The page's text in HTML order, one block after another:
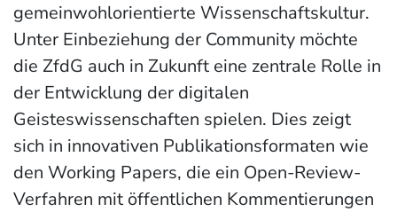
gemeinwohlorientierte Wissenschaftskultur.
Unter Einbeziehung der Community möchte
die ZfdG auch in Zukunft eine zentrale Rolle in
der Entwicklung der digitalen
Geisteswissenschaften spielen. Dies zeigt
sich in innovativen Publikationsformaten wie
den Working Papers, die ein Open-Review-
Verfahren mit öffentlichen Kommentierungen